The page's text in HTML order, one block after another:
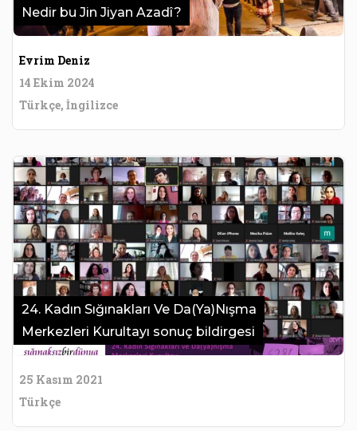
Nedir bu Jin Jiyan Azadî?
Evrim Deniz
14 Ekim 2024
Türkçe, İngilizce
24. Kadın Sığınakları Ve Da(Ya)Nışma
Merkezleri Kurultayı sonuç bildirgesi
25 Kasım 2021
Türkçe